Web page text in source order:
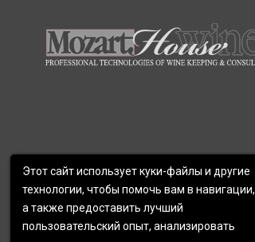
Этот сайт использует куки-файлы и другие
технологии, чтобы помочь вам в навигации,
а также предоставить лучший
пользовательский опыт, анализировать